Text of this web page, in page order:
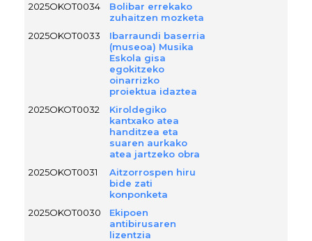
2025OKOT0034
Bolibar errekako
zuhaitzen mozketa
2025OKOT0033
Ibarraundi baserria
(museoa) Musika
Eskola gisa
egokitzeko
oinarrizko
proiektua idaztea
2025OKOT0032
Kiroldegiko
kantxako atea
handitzea eta
suaren aurkako
atea jartzeko obra
2025OKOT0031
Aitzorrospen hiru
bide zati
konponketa
2025OKOT0030
Ekipoen
antibirusaren
lizentzia